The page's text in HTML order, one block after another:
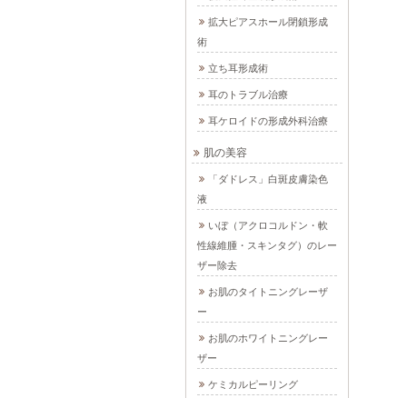
拡大ピアスホール閉鎖形成
術
立ち耳形成術
耳のトラブル治療
耳ケロイドの形成外科治療
肌の美容
「ダドレス」白斑皮膚染色
液
いぼ（アクロコルドン・軟
性線維腫・スキンタグ）のレー
ザー除去
お肌のタイトニングレーザ
ー
お肌のホワイトニングレー
ザー
ケミカルピーリング